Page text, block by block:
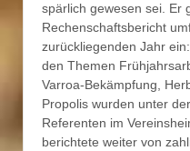
spärlich gewesen sei. Er
Rechenschaftsbericht
zurückliegenden Jahr
den Themen
Varroa-Bekämpfung,
Propolis wurden unter
Referenten im
berichtete weiter von